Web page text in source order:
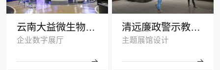
云南大益微生物奥秘厅效果图
企业数字展厅
清远廉政警示教育基地多媒体展厅设计
主题展馆设计